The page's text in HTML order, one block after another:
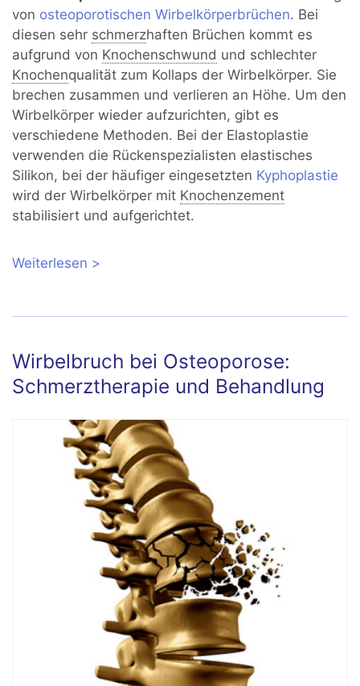
von osteoporotischen Wirbelkörperbrüchen. Bei
diesen sehr schmerzhaften Brüchen kommt es
aufgrund von Knochenschwund und schlechter
Knochenqualität zum Kollaps der Wirbelkörper. Sie
brechen zusammen und verlieren an Höhe. Um den
Wirbelkörper wieder aufzurichten, gibt es
verschiedene Methoden. Bei der Elastoplastie
verwenden die Rückenspezialisten elastisches
Silikon, bei der häufiger eingesetzten Kyphoplastie
wird der Wirbelkörper mit Knochenzement
stabilisiert und aufgerichtet.
Weiterlesen über Elastoplastie: Stabilisierung von
Wirbelbruch bei Osteoporose:
Schmerztherapie und Behandlung